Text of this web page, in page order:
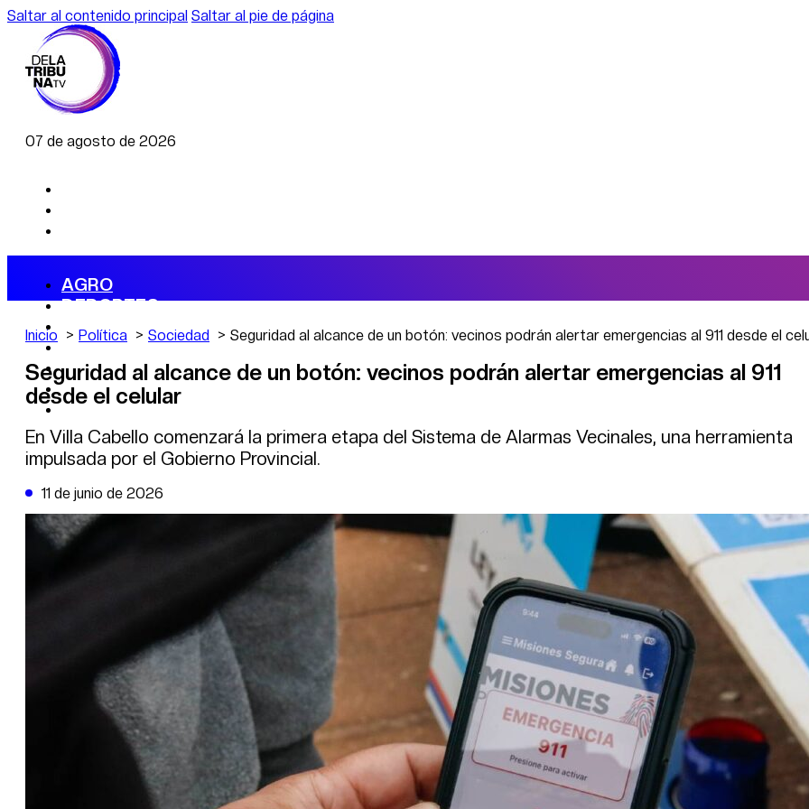
Saltar al contenido principal Saltar al pie de página
07 de agosto de 2026
AGRO
DEPORTES
ECONOMÍA
POLÍTICA
CAMBIO CLIMÁTICO
DATA FIRME
DE LA TRIBUNA TV
Inicio Política Sociedad Seguridad al alcance de un botón: vecinos podrán alertar emergencias al 911 desde el
Seguridad al alcance de un botón: vecinos podrán alertar emergencias al 911
desde el celular
En Villa Cabello comenzará la primera etapa del Sistema de Alarmas Vecinales, una herramienta
impulsada por el Gobierno Provincial.
11 de junio de 2026